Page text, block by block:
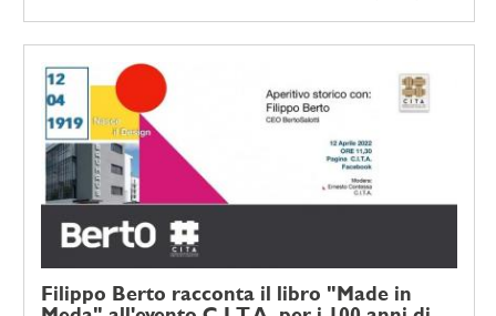
Filippo Berto racconta il libro "Made in